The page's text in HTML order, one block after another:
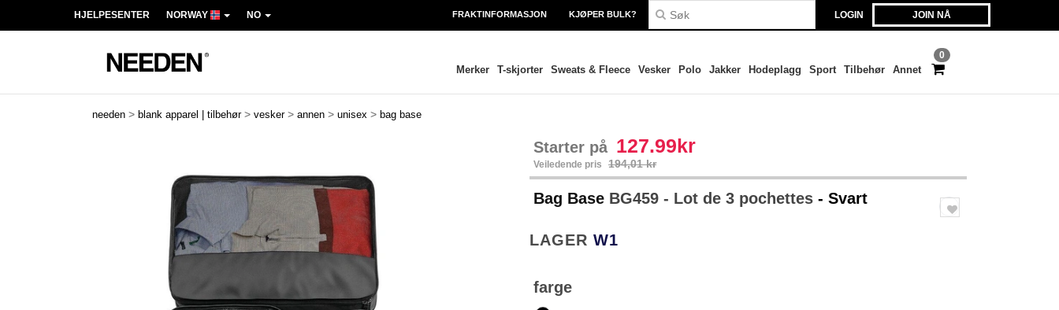
LOGIN JOIN NÅ
HJELPESENTER NORWAY NO FRAKTINFORMASJON KJØPER BULK?
0
Merker T-skjorter Sweats & Fleece Vesker Polo Jakker Hodeplagg Sport Tilbehør Annet
needen > blank apparel | tilbehør > vesker > annen > unisex > bag base
Starter på 127.99kr
Veiledende pris 194,01 kr
Bag Base BG459 - Lot de 3 pochettes - Svart
LAGER W1
farge